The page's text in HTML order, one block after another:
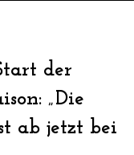
der
„Die
ab jetzt bei